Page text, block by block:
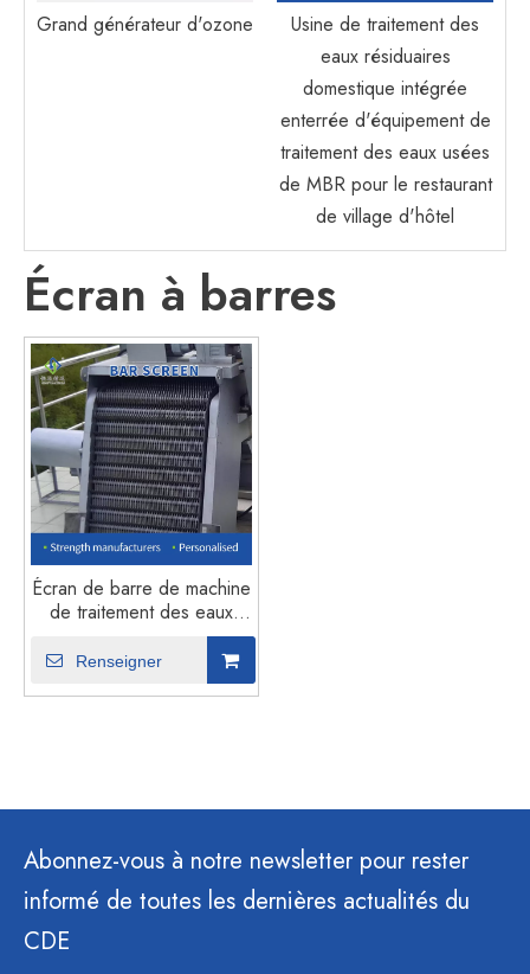
Grand générateur d'ozone
Usine de traitement des
eaux résiduaires
domestique intégrée
enterrée d'équipement de
traitement des eaux usées
de MBR pour le restaurant
de village d'hôtel
Écran à barres
Écran de barre de machine
de traitement des eaux
usées d'équipement de
séparation d'impuretés
Renseigner
Abonnez-vous à notre newsletter pour rester
informé de toutes les dernières actualités du
CDE